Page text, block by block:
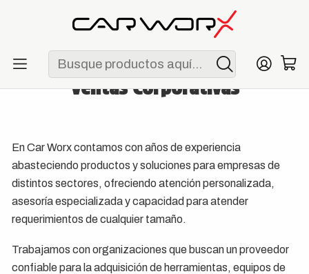
ENVÍO GRATIS POR COMPRAS MAYORES A S/ 250
Ventas Corporativas
Ventas Corporativas
En Car Worx contamos con años de experiencia
abasteciendo productos y soluciones para empresas de
distintos sectores, ofreciendo atención personalizada,
asesoría especializada y capacidad para atender
requerimientos de cualquier tamaño.
Trabajamos con organizaciones que buscan un proveedor
confiable para la adquisición de herramientas, equipos de